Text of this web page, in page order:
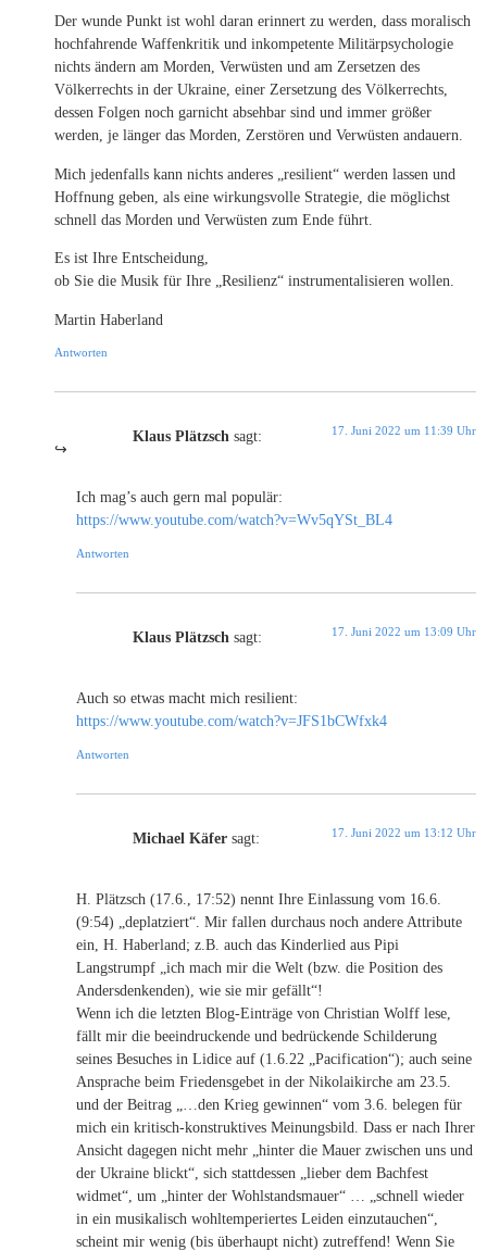
Der wunde Punkt ist wohl daran erinnert zu werden, dass moralisch
hochfahrende Waffenkritik und inkompetente Militärpsychologie
nichts ändern am Morden, Verwüsten und am Zersetzen des
Völkerrechts in der Ukraine, einer Zersetzung des Völkerrechts,
dessen Folgen noch garnicht absehbar sind und immer größer
werden, je länger das Morden, Zerstören und Verwüsten andauern.
Mich jedenfalls kann nichts anderes „resilient“ werden lassen und
Hoffnung geben, als eine wirkungsvolle Strategie, die möglichst
schnell das Morden und Verwüsten zum Ende führt.
Es ist Ihre Entscheidung,
ob Sie die Musik für Ihre „Resilienz“ instrumentalisieren wollen.
Martin Haberland
Antworten
Klaus Plätzsch sagt: 17. Juni 2022 um 11:39 Uhr
Ich mag’s auch gern mal populär:
https://www.youtube.com/watch?v=Wv5qYSt_BL4
Antworten
Klaus Plätzsch sagt: 17. Juni 2022 um 13:09 Uhr
Auch so etwas macht mich resilient:
https://www.youtube.com/watch?v=JFS1bCWfxk4
Antworten
Michael Käfer sagt: 17. Juni 2022 um 13:12 Uhr
H. Plätzsch (17.6., 17:52) nennt Ihre Einlassung vom 16.6.
(9:54) „deplatziert“. Mir fallen durchaus noch andere Attribute
ein, H. Haberland; z.B. auch das Kinderlied aus Pipi
Langstrumpf „ich mach mir die Welt (bzw. die Position des
Andersdenkenden), wie sie mir gefällt“!
Wenn ich die letzten Blog-Einträge von Christian Wolff lese,
fällt mir die beeindruckende und bedrückende Schilderung
seines Besuches in Lidice auf (1.6.22 „Pacification“); auch seine
Ansprache beim Friedensgebet in der Nikolaikirche am 23.5.
und der Beitrag „…den Krieg gewinnen“ vom 3.6. belegen für
mich ein kritisch-konstruktives Meinungsbild. Dass er nach Ihrer
Ansicht dagegen nicht mehr „hinter die Mauer zwischen uns und
der Ukraine blickt“, sich stattdessen „lieber dem Bachfest
widmet“, um „hinter der Wohlstandsmauer“ … „schnell wieder
in ein musikalisch wohltemperiertes Leiden einzutauchen“,
scheint mir wenig (bis überhaupt nicht) zutreffend! Wenn Sie